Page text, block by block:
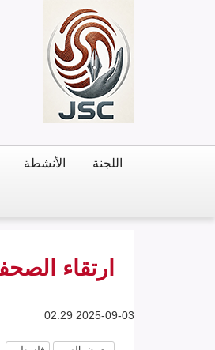
اللجنة الأنشطة
ارتقاء
2025-09-03 02:29